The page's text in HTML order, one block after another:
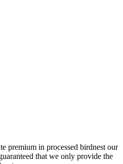
premium in processed birdnest our
that we only provide the